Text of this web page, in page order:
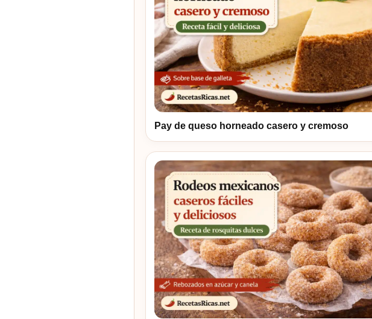
Pay de queso horneado casero y cremoso